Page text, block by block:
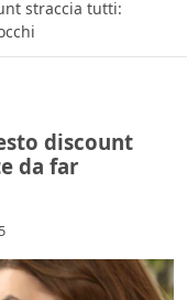
straccia tutti:
discount
da far